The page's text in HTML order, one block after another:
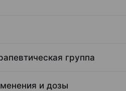
группа
и дозы